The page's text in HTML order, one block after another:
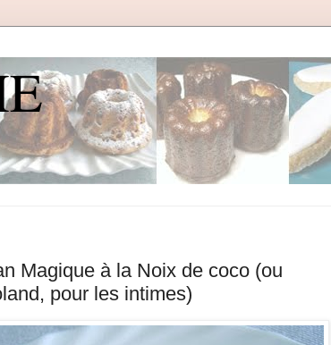
Magique à la Noix de coco (ou
pour les intimes)